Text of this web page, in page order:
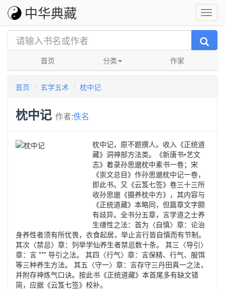
中华典藏
首页 分类 作家
首页 玄学五术 枕中记
枕中记 作者:佚名
枕中记，原不题撰人。收入《正统道
藏》洞神部方法类。《新唐书•艺文
志》着录孙思邈枕中素书一卷；宋
《崇文总目》作孙思邈枕中记一卷，
即此书。又《云笈七签》卷三十三所
收孙思邈《摄养枕中方》，其内容与
《正统道藏》本略同，但篇章文字颇
有歧异。全书分五章，言学道之士养
生缮性之法：首为〈自慎〉章：论治
身养性者须有所忧畏，衣食起居，举止言行皆自慎而有节制。
其次〈禁忌〉章：列举学仙养生者禁忌数十条。 其三〈导引〉
章：言 *** 导引之法。 其四〈行气〉章：言保精、行气、服饵
等三种养生方法。 其五〈守一〉章：言存守三丹田真一之法，
并附存神炼气口诀。按此书《正统道藏》本首尾多有缺文错
简，应据《云笈七签》校补。